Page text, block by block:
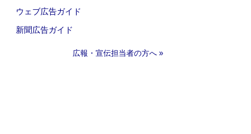
ウェブ広告ガイド
新聞広告ガイド
広報・宣伝担当者の方へ »